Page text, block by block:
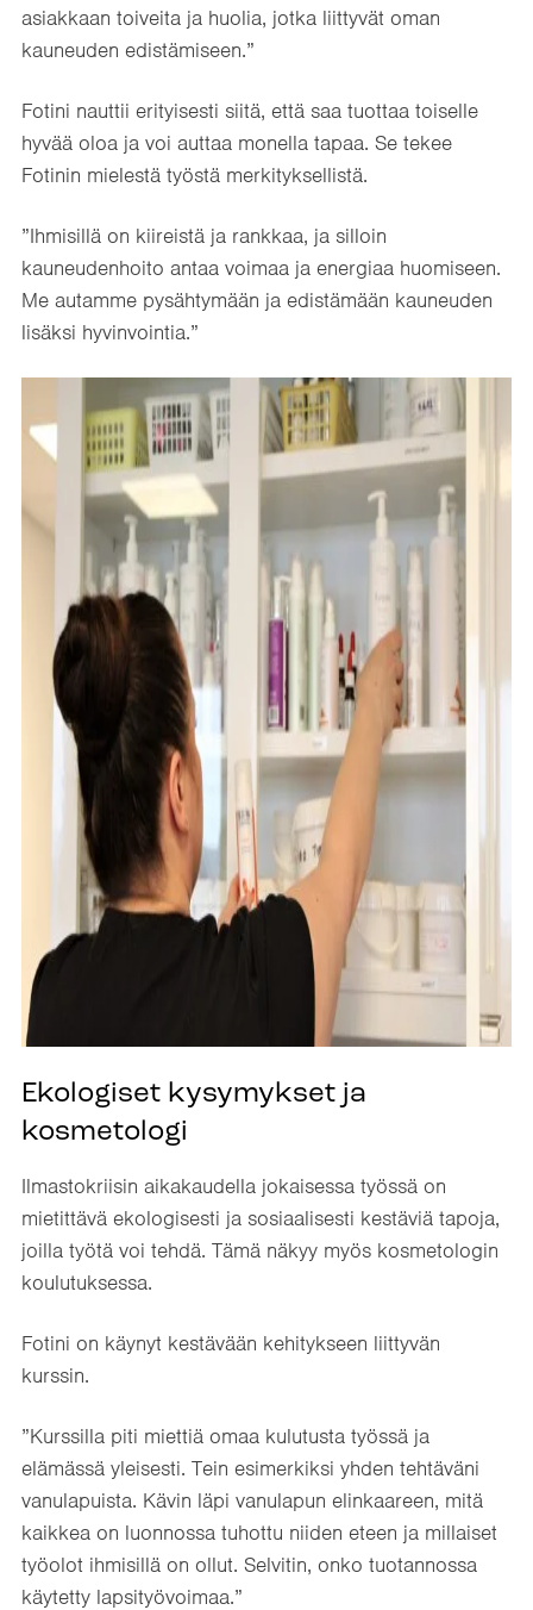
asiakkaan toiveita ja huolia, jotka liittyvät oman
kauneuden edistämiseen.”
Fotini nauttii erityisesti siitä, että saa tuottaa toiselle
hyvää oloa ja voi auttaa monella tapaa. Se tekee
Fotinin mielestä työstä merkityksellistä.
”Ihmisillä on kiireistä ja rankkaa, ja silloin
kauneudenhoito antaa voimaa ja energiaa huomiseen.
Me autamme pysähtymään ja edistämään kauneuden
lisäksi hyvinvointia.”
Ekologiset kysymykset ja
kosmetologi
Ilmastokriisin aikakaudella jokaisessa työssä on
mietittävä ekologisesti ja sosiaalisesti kestäviä tapoja,
joilla työtä voi tehdä. Tämä näkyy myös kosmetologin
koulutuksessa.
Fotini on käynyt kestävään kehitykseen liittyvän
kurssin.
”Kurssilla piti miettiä omaa kulutusta työssä ja
elämässä yleisesti. Tein esimerkiksi yhden tehtäväni
vanulapuista. Kävin läpi vanulapun elinkaareen, mitä
kaikkea on luonnossa tuhottu niiden eteen ja millaiset
työolot ihmisillä on ollut. Selvitin, onko tuotannossa
käytetty lapsityövoimaa.”